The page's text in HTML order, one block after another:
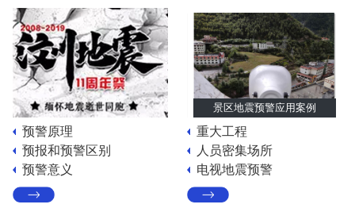
预警原理
预报和预警区别
预警意义
景区地震预警应用案例
重大工程
人员密集场所
电视地震预警